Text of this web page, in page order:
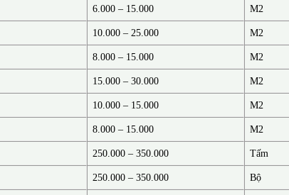
6.000 – 15.000 M2
10.000 – 25.000 M2
8.000 – 15.000 M2
15.000 – 30.000 M2
10.000 – 15.000 M2
8.000 – 15.000 M2
250.000 – 350.000 Tấm
250.000 – 350.000 Bộ